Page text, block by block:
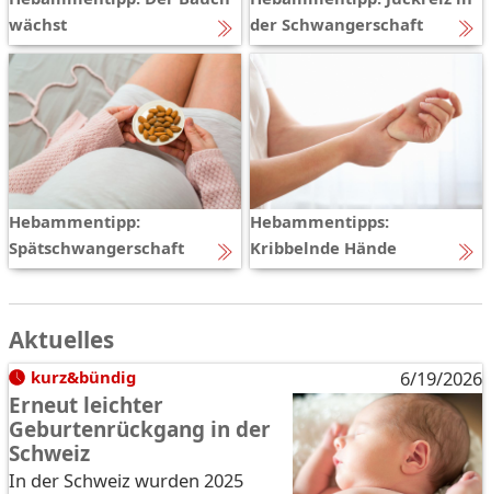
wächst
der Schwangerschaft
Hebammentipp:
Spätschwangerschaft
Hebammentipps:
Kribbelnde Hände
Aktuelles
kurz&bündig 6/19/2026
Erneut leichter
Geburtenrückgang in der
Schweiz
In der Schweiz wurden 2025